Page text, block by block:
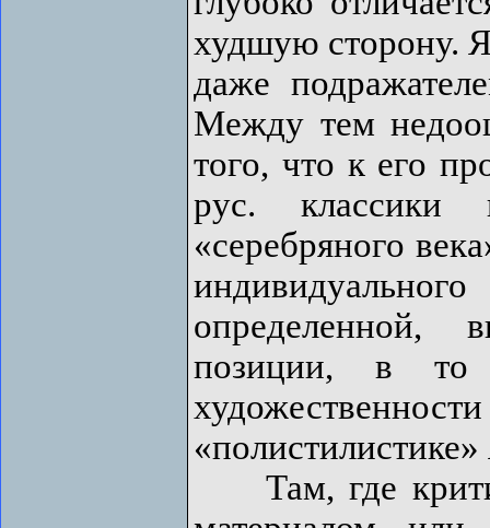
худшую сторону.
даже
Между тем
того, что к его
рус.
«серебряного
определенной,
позиции, в то
Там, где